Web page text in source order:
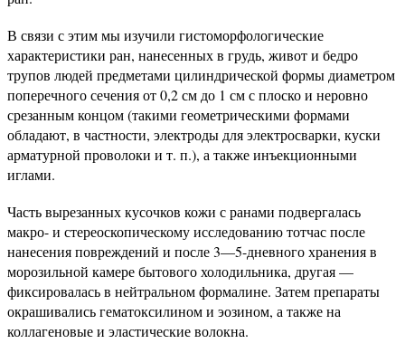
В связи с этим мы изучили гистоморфологические
характеристики ран, нанесенных в грудь, живот и бедро
трупов людей предметами цилиндрической формы диаметром
поперечного сечения от 0,2 см до 1 см с плоско и неровно
срезанным концом (такими геометрическими формами
обладают, в частности, электроды для электросварки, куски
арматурной проволоки и т. п.), а также инъекционными
иглами.
Часть вырезанных кусочков кожи с ранами подвергалась
макро- и стереоскопическому исследованию тотчас после
нанесения повреждений и после 3—5-дневного хранения в
морозильной камере бытового холодильника, другая —
фиксировалась в нейтральном формалине. Затем препараты
окрашивались гематоксилином и эозином, а также на
коллагеновые и эластические волокна.